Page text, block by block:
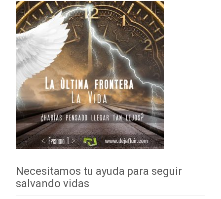
Necesitamos tu ayuda para seguir
salvando vidas